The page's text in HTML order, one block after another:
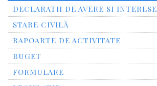
DECLARATII DE AVERE SI INTERESE
STARE CIVILĂ
RAPOARTE DE ACTIVITATE
BUGET
FORMULARE